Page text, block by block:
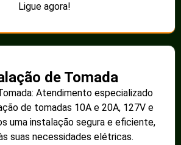
Ligue agora!
de Tomada
Atendimento especializado
de tomadas 10A e 20A, 127V e
uma instalação segura e eficiente,
suas necessidades elétricas.